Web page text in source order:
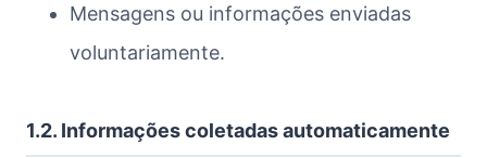
Mensagens ou informações enviadas
voluntariamente.
1.2. Informações coletadas automaticamente